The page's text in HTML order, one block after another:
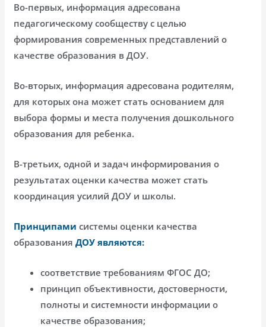
Во-первых, информация адресована
педагогическому сообществу с целью
формирования современных представлений о
качестве образования в ДОУ.
Во-вторых, информация адресована родителям,
для которых она может стать основанием для
выбора формы и места получения дошкольного
образования для ребенка.
В-третьих, одной и задач информирования о
результатах оценки качества может стать
координация усилий ДОУ и школы.
Принципамисистемы оценки качества
образования ДОУ являются:
соответствие требованиям ФГОС ДО;
принцип объективности, достоверности,
полноты и системности информации о
качестве образования;